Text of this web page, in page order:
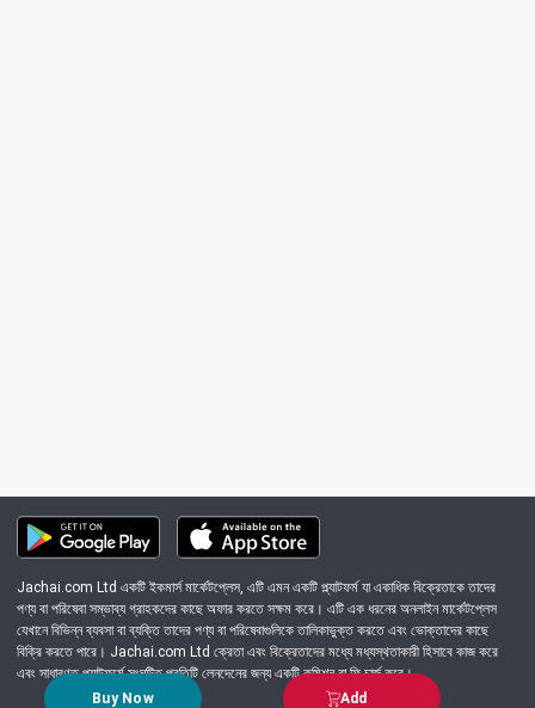
Buy Now Add
Jachai.com Ltd একটি ইকমার্স মার্কেটপ্লেস, এটি এমন একটি প্ল্যাটফর্ম যা একাধিক বিক্রেতাকে তাদের
পণ্য বা পরিষেবা সম্ভাব্য গ্রাহকদের কাছে অফার করতে সক্ষম করে। এটি এক ধরনের অনলাইন মার্কেটপ্লেস
যেখানে বিভিন্ন ব্যবসা বা ব্যক্তি তাদের পণ্য বা পরিষেবাগুলিকে তালিকাভুক্ত করতে এবং ভোক্তাদের কাছে
বিক্রি করতে পারে। Jachai.com Ltd ক্রেতা এবং বিক্রেতাদের মধ্যে মধ্যস্থতাকারী হিসাবে কাজ করে
এবং সাধারণত প্ল্যাটফর্মে সংঘটিত প্রতিটি লেনদেনের জন্য একটি কমিশন বা ফি চার্জ করে।